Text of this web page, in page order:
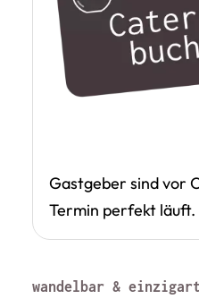
Gastgeber sind vor
Termin perfekt läuft.
wandelbar &